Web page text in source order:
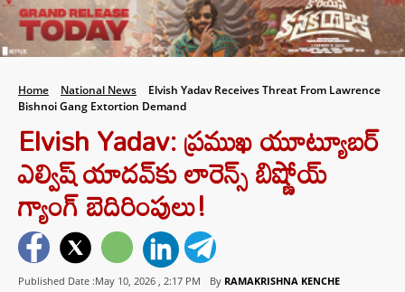
Home National News
Elvish Yadav Receives Threat From Lawrence
Bishnoi Gang Extortion Demand
Elvish Yadav: ప్రముఖ యూట్యూబర్
ఎల్విష్ యాదవ్‌కు లారెన్స్ బిష్ణోయ్
గ్యాంగ్ బెదిరింపులు!
Published Date :May 10, 2026 , 2:17 PM By RAMAKRISHNA KENCHE